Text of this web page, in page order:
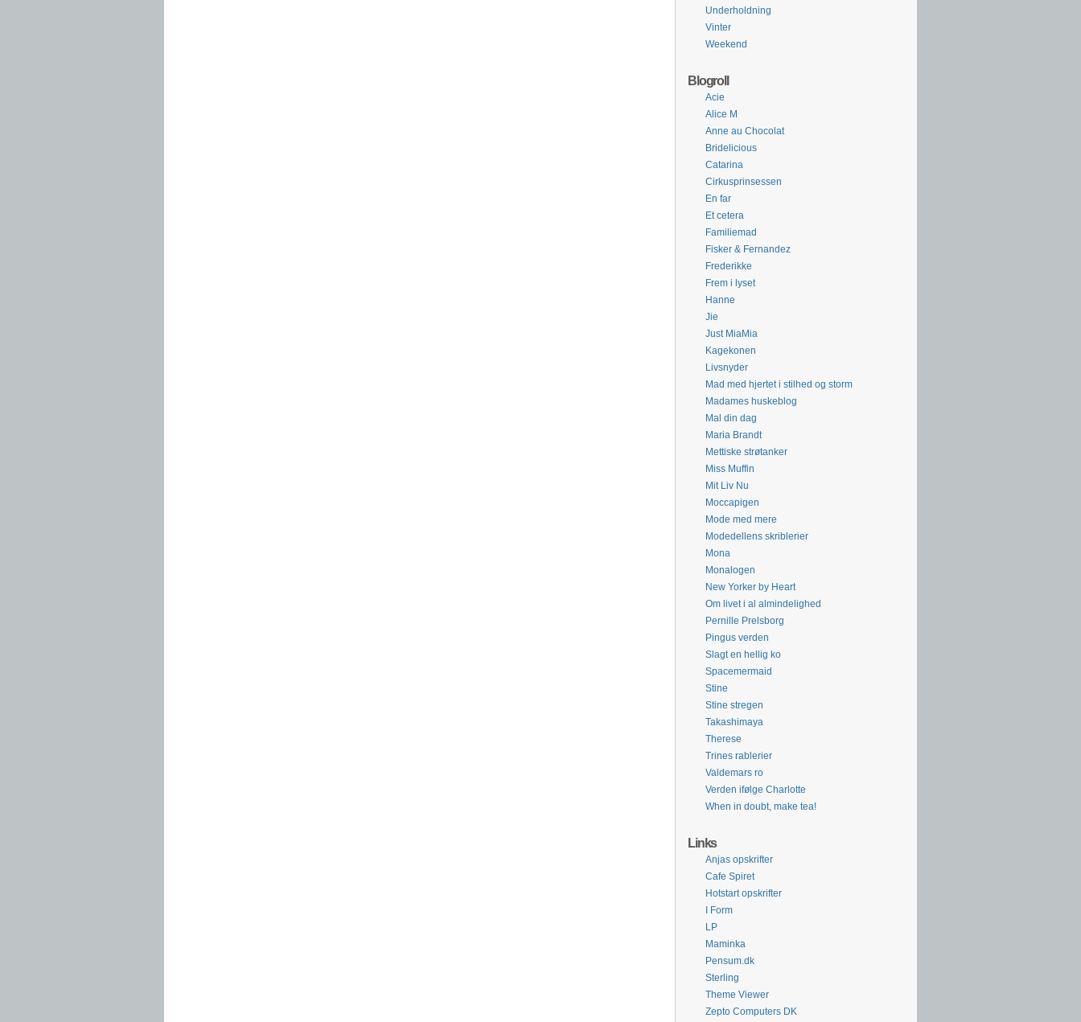
Underholdning
Vinter
Weekend
Blogroll
Acie
Alice M
Anne au Chocolat
Bridelicious
Catarina
Cirkusprinsessen
En far
Et cetera
Familiemad
Fisker & Fernandez
Frederikke
Frem i lyset
Hanne
Jie
Just MiaMia
Kagekonen
Livsnyder
Mad med hjertet i stilhed og storm
Madames huskeblog
Mal din dag
Maria Brandt
Mettiske strøtanker
Miss Muffin
Mit Liv Nu
Moccapigen
Mode med mere
Modedellens skriblerier
Mona
Monalogen
New Yorker by Heart
Om livet i al almindelighed
Pernille Prelsborg
Pingus verden
Slagt en hellig ko
Spacemermaid
Stine
Stine stregen
Takashimaya
Therese
Trines rablerier
Valdemars ro
Verden ifølge Charlotte
When in doubt, make tea!
Links
Anjas opskrifter
Cafe Spiret
Hotstart opskrifter
I Form
LP
Maminka
Pensum.dk
Sterling
Theme Viewer
Zepto Computers DK